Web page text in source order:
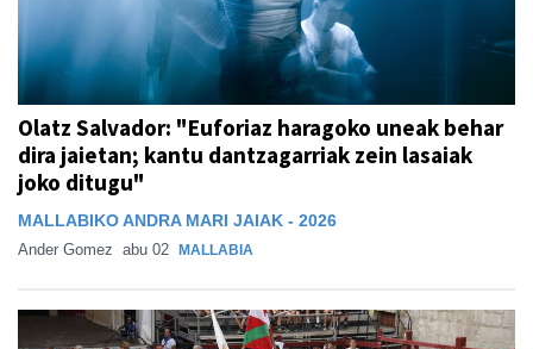
Olatz Salvador: "Euforiaz haragoko uneak behar
dira jaietan; kantu dantzagarriak zein lasaiak
joko ditugu"
MALLABIKO ANDRA MARI JAIAK - 2026
Ander Gomez abu 02 MALLABIA